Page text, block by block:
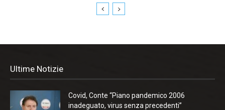
Ultime Notizie
Covid, Conte “Piano pandemico 2006
inadeguato, virus senza precedenti”